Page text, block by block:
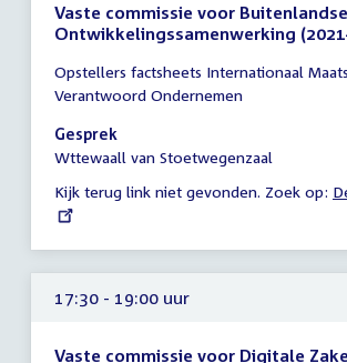
Vaste commissie voor
Ontwikkelingssamenwerking
vergadering
17:15
-
18:45
Opstellers factsheets Internationaal
Verantwoord Ondernemen
Gesprek
Wttewaall van Stoetwegenzaal
Kijk terug link niet gevonden. Zoek op:
17:30 - 19:00 uur
Vaste commissie voor Digitale